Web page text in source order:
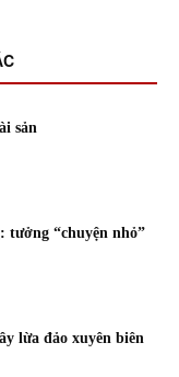
sản
tưởng “chuyện nhỏ”
lừa đảo xuyên biên